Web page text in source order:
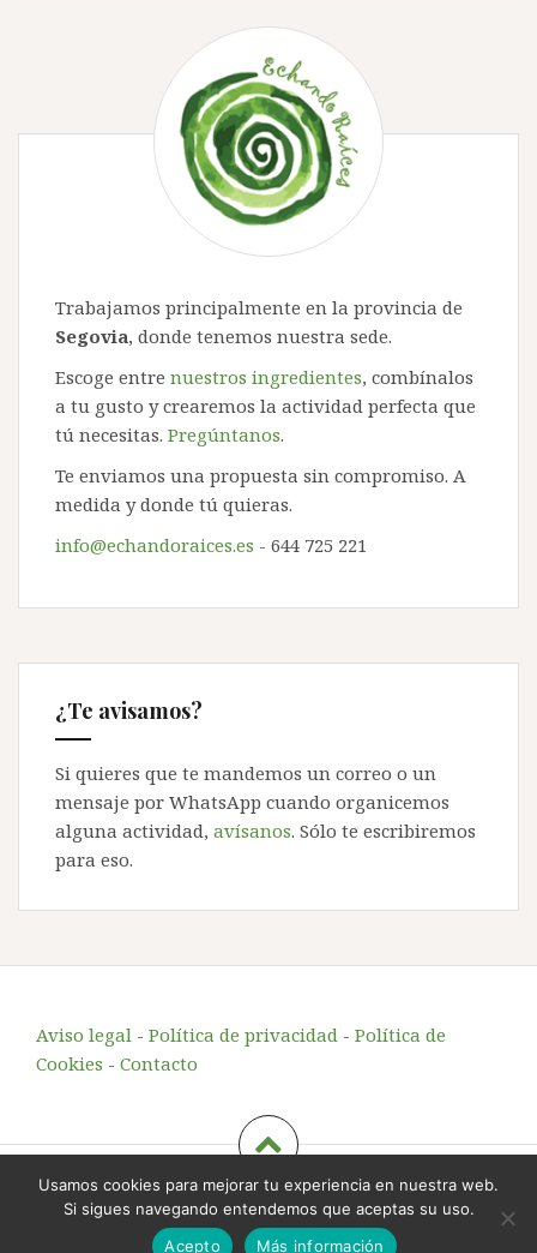
Trabajamos principalmente en la provincia de
Segovia, donde tenemos nuestra sede.
Escoge entre nuestros ingredientes, combínalos
a tu gusto y crearemos la actividad perfecta que
tú necesitas. Pregúntanos.
Te enviamos una propuesta sin compromiso. A
medida y donde tú quieras.
info@echandoraices.es - 644 725 221
¿Te avisamos?
Si quieres que te mandemos un correo o un
mensaje por WhatsApp cuando organicemos
alguna actividad, avísanos. Sólo te escribiremos
para eso.
Aviso legal - Política de privacidad - Política de
Cookies - Contacto
Echando Raíces, educación y animación en el entorno
info@echandoraices.es-644 725 221
Usamos cookies para mejorar tu experiencia en nuestra web.
Si sigues navegando entendemos que aceptas su uso.
Acepto
Más información